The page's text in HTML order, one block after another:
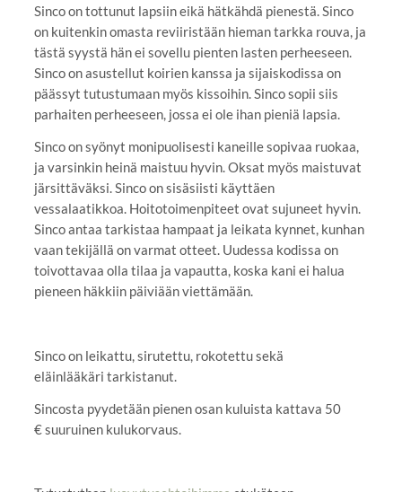
Sinco on tottunut lapsiin eikä hätkähdä pienestä. Sinco
on kuitenkin omasta reviiristään hieman tarkka rouva, ja
tästä syystä hän ei sovellu pienten lasten perheeseen.
Sinco on asustellut koirien kanssa ja sijaiskodissa on
päässyt tutustumaan myös kissoihin. Sinco sopii siis
parhaiten perheeseen, jossa ei ole ihan pieniä lapsia.
Sinco on syönyt monipuolisesti kaneille sopivaa ruokaa,
ja varsinkin heinä maistuu hyvin. Oksat myös maistuvat
järsittäväksi. Sinco on sisäsiisti käyttäen
vessalaatikkoa. Hoitotoimenpiteet ovat sujuneet hyvin.
Sinco antaa tarkistaa hampaat ja leikata kynnet, kunhan
vaan tekijällä on varmat otteet. Uudessa kodissa on
toivottavaa olla tilaa ja vapautta, koska kani ei halua
pieneen häkkiin päiviään viettämään.
Sinco on leikattu, sirutettu, rokotettu sekä
eläinlääkäri tarkistanut.
Sincosta pyydetään pienen osan kuluista kattava 50
€ suuruinen kulukorvaus.